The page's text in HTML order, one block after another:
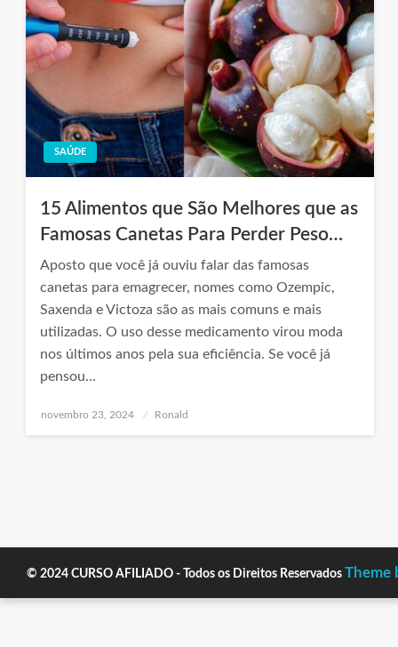
SAÚDE
15 Alimentos que São Melhores que as
Famosas Canetas Para Perder Peso…
Aposto que você já ouviu falar das famosas
canetas para emagrecer, nomes como Ozempic,
Saxenda e Victoza são as mais comuns e mais
utilizadas. O uso desse medicamento virou moda
nos últimos anos pela sua eficiência. Se você já
pensou…
Posted
novembro 23, 2024 Ronald
© 2024 CURSO AFILIADO - Todos os Direitos Reservados Theme